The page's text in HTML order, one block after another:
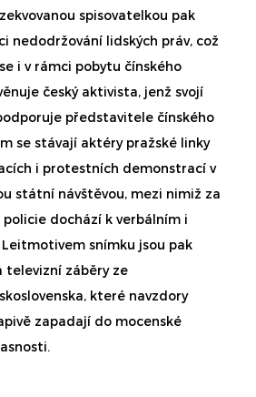
spisovatelkou pak
nedodržování lidských práv, což
i v rámci pobytu čínského
český aktivista, jenž svojí
představitele čínského
se stávají aktéry pražské linky
i protestních demonstrací v
státní návštěvou, mezi nimiž za
dochází k verbálním i
snímku jsou pak
televizní záběry ze
které navzdory
zapadají do mocenské